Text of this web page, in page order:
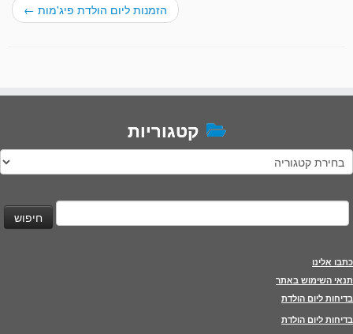
הזמנות ליום הולדת פיג'מות ←
קטגוריות
קטגוריות
חיפוש:
כתבו אלינו
תנאי השימוש באתר
בדיחות ליום הולדת
בדיחות ליום הולדת